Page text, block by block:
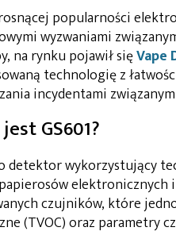
popularności
wyzwaniami
na rynku pojawił sięVape
technologię z
incydentami
GS601?
detektor wykorzystujący
elektronicznych
czujników, które
(TVOC) oraz parametry